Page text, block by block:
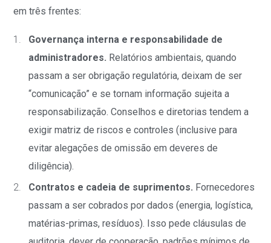
em três frentes:
Governança interna e responsabilidade de
administradores. Relatórios ambientais, quando
passam a ser obrigação regulatória, deixam de ser
“comunicação” e se tornam informação sujeita a
responsabilização. Conselhos e diretorias tendem a
exigir matriz de riscos e controles (inclusive para
evitar alegações de omissão em deveres de
diligência).
Contratos e cadeia de suprimentos. Fornecedores
passam a ser cobrados por dados (energia, logística,
matérias-primas, resíduos). Isso pede cláusulas de